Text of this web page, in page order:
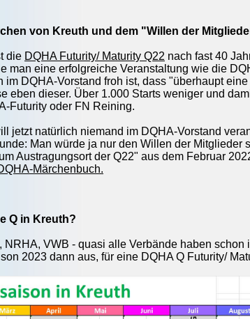
von Kreuth und dem "Willen der
die DQHA Futurity/ Maturity Q22 nach fast 40
man eine erfolgreiche Veranstaltung wie die
im DQHA-Vorstand froh ist, dass "überhaupt
eben dieser. Über 1.000 Starts weniger und
Futurity oder FN Reining.
jetzt natürlich niemand im DQHA-Vorstand
Man würde ja nur den Willen der Mitglieder
Austragungsort der Q22" aus dem Februar
Märchenbuch.
Q in Kreuth?
NRHA, VWB - quasi alle Verbände haben schon
2023 dann aus, für eine DQHA Q Futurity/